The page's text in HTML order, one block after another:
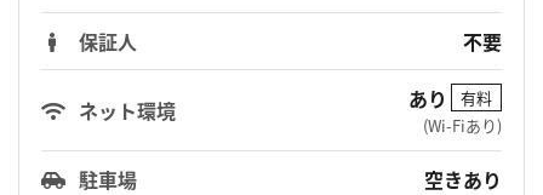
保証人
不要
ネット環境 あり
有料
(Wi-Fiあり)
駐車場 空きあり